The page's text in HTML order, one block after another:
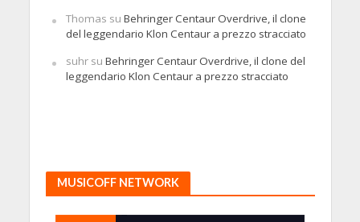
Thomas su Behringer Centaur Overdrive, il clone
del leggendario Klon Centaur a prezzo stracciato
suhrsu Behringer Centaur Overdrive, il clone del
leggendario Klon Centaur a prezzo stracciato
MUSICOFF NETWORK